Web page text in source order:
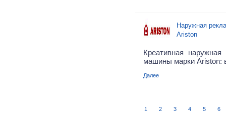
Наружная
Ariston
Креативная
машины марки Ariston:
Далее
1 2 3 4 5 6